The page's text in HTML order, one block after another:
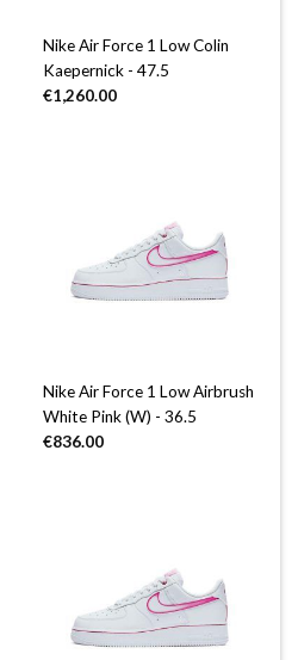
Nike Air Force 1 Low Colin
Kaepernick - 47.5
€1,260.00
Nike Air Force 1 Low Airbrush
White Pink (W) - 36.5
€836.00